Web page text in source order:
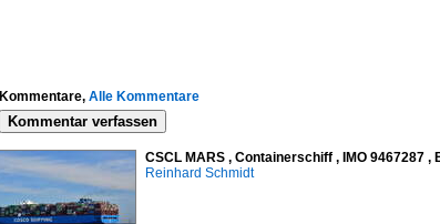
Kommentare, Alle Kommentare
Kommentar verfassen
CSCL MARS , Containerschiff , IMO 9467287 ,
Reinhard Schmidt